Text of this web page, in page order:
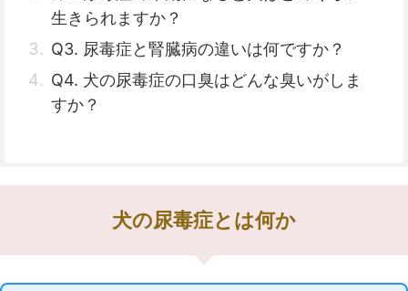
生きられますか？
Q3. 尿毒症と腎臓病の違いは何ですか？
Q4. 犬の尿毒症の口臭はどんな臭いがしま
すか？
犬の尿毒症とは何か